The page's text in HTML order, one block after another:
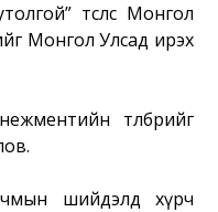
төслөөс Монгол
Монгол Улсад ирэх
төлбөрийг
шийдэлд хүрч